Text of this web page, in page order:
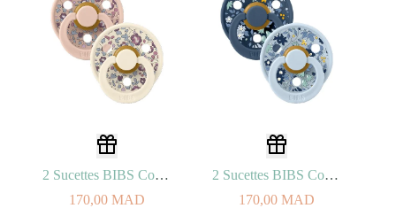
2 Sucettes BIBS Colour Round Eloise Blush Mix (6-18mois)
170,00 MAD
2 Sucettes BIBS Colour Round Eloise Chamomile Lawn Baby Blue Mix (0-6mois)
170,00 MAD